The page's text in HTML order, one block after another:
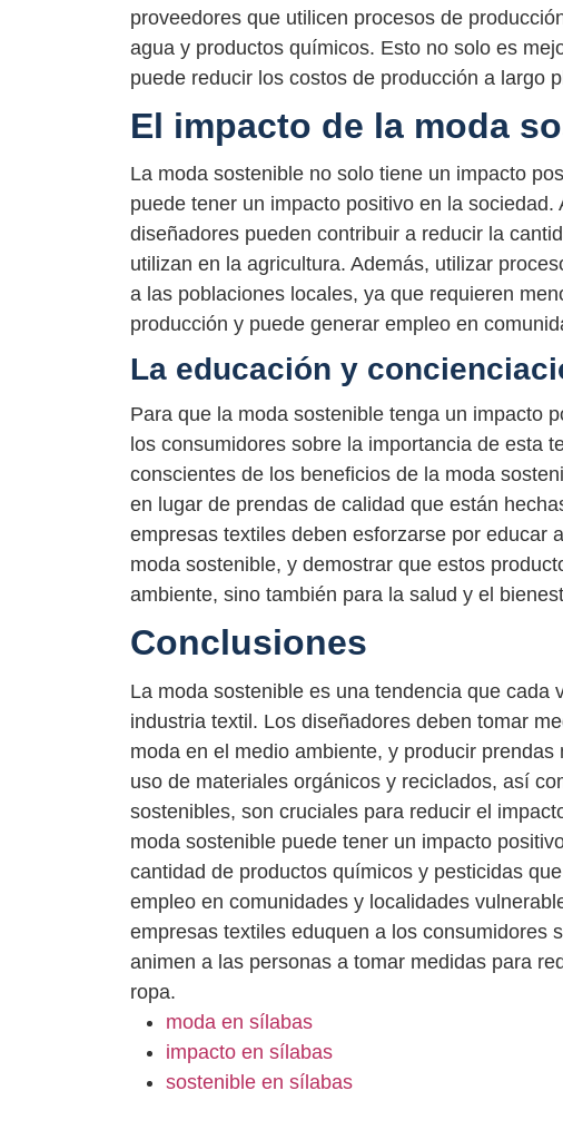
proveedores que utilicen procesos de
agua y productos químicos. Esto no solo es
puede reducir los costos de producción a largo
El impacto de la moda
La moda sostenible no solo tiene un impacto
puede tener un impacto positivo en la
diseñadores pueden contribuir a reducir la
utilizan en la agricultura. Además, utilizar
a las poblaciones locales, ya que requieren
producción y puede generar empleo en
La educación y
Para que la moda sostenible tenga un impacto
los consumidores sobre la importancia de esta
conscientes de los beneficios de la moda
en lugar de prendas de calidad que están
empresas textiles deben esforzarse por educar
moda sostenible, y demostrar que estos
ambiente, sino también para la salud y el
Conclusiones
La moda sostenible es una tendencia que cada
industria textil. Los diseñadores deben tomar
moda en el medio ambiente, y producir
uso de materiales orgánicos y reciclados, así
sostenibles, son cruciales para reducir el
moda sostenible puede tener un impacto
cantidad de productos químicos y pesticidas
empleo en comunidades y localidades
empresas textiles eduquen a los consumidores
animen a las personas a tomar medidas para
ropa.
moda en sílabas
impacto en sílabas
sostenible en sílabas